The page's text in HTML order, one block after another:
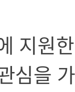
지원
심을